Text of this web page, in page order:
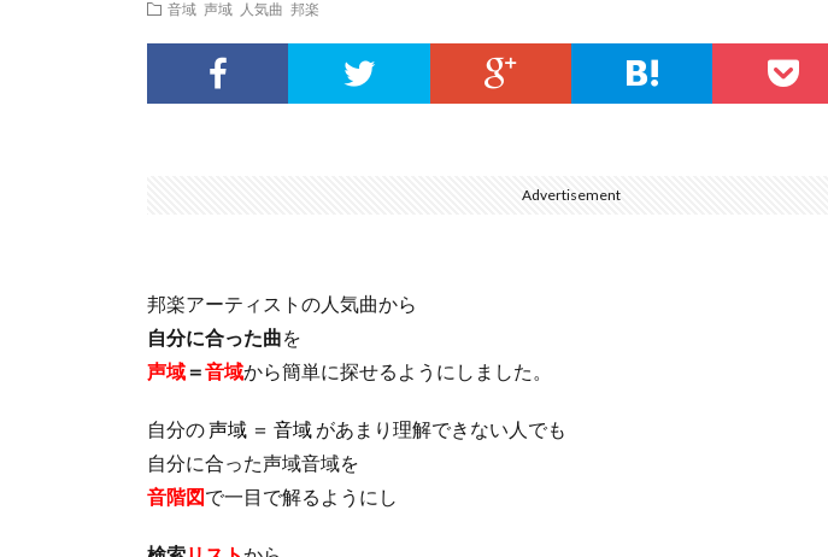
音域 声域 人気曲 邦楽
Advertisement
邦楽アーティストの人気曲から
自分に合った曲を
声域＝音域から簡単に探せるようにしました。
自分の声域 ＝ 音域 があまり理解できない人でも
自分に合った声域音域を
音階図で一目で解るようにし